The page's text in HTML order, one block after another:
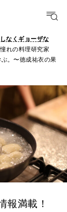
なくギョーザな
れの料理研究家
。〜徳成祐衣の果
報満載！